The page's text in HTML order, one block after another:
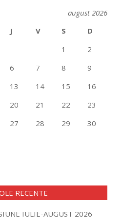
august 2026
J V S
D
1
2
6 7 8
9
13 14 15
16
20 21 22
23
27 28 29
30
RECENTE
IULIE-AUGUST 2026